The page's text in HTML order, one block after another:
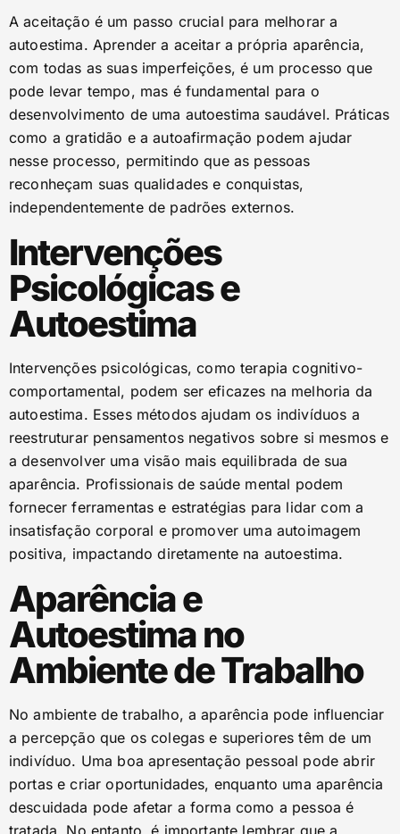
A aceitação é um passo crucial para melhorar a
autoestima. Aprender a aceitar a própria aparência,
com todas as suas imperfeições, é um processo que
pode levar tempo, mas é fundamental para o
desenvolvimento de uma autoestima saudável. Práticas
como a gratidão e a autoafirmação podem ajudar
nesse processo, permitindo que as pessoas
reconheçam suas qualidades e conquistas,
independentemente de padrões externos.
Intervenções
Psicológicas e
Autoestima
Intervenções psicológicas, como terapia cognitivo-
comportamental, podem ser eficazes na melhoria da
autoestima. Esses métodos ajudam os indivíduos a
reestruturar pensamentos negativos sobre si mesmos e
a desenvolver uma visão mais equilibrada de sua
aparência. Profissionais de saúde mental podem
fornecer ferramentas e estratégias para lidar com a
insatisfação corporal e promover uma autoimagem
positiva, impactando diretamente na autoestima.
Aparência e
Autoestima no
Ambiente de Trabalho
No ambiente de trabalho, a aparência pode influenciar
a percepção que os colegas e superiores têm de um
indivíduo. Uma boa apresentação pessoal pode abrir
portas e criar oportunidades, enquanto uma aparência
descuidada pode afetar a forma como a pessoa é
tratada. No entanto, é importante lembrar que a